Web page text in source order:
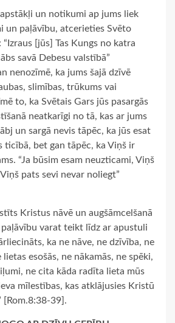
un notikumi ap jums liek
un paļāvību, atcerieties Svēto
[jūs] Tas Kungs no katra
savā Debesu valstībā”
nenozīmē, ka jums šajā dzīvē
slimības, trūkums vai
to, ka Svētais Gars jūs pasargās
neatkarīgi no tā, kas ar jums
un sargā nevis tāpēc, ka jūs esat
ticībā, bet gan tāpēc, ka Viņš ir
“Ja būsim esam neuzticami, Viņš
pats sevi nevar noliegt”
Kristus nāvē un augšāmcelšanā
paļāvību varat teikt līdz ar apustuli
ka ne nāve, ne dzīvība, ne
esošās, ne nākamās, ne spēki,
ne cita kāda radīta lieta mūs
mīlestības, kas atklājusies Kristū
[Rom.8:38-39].